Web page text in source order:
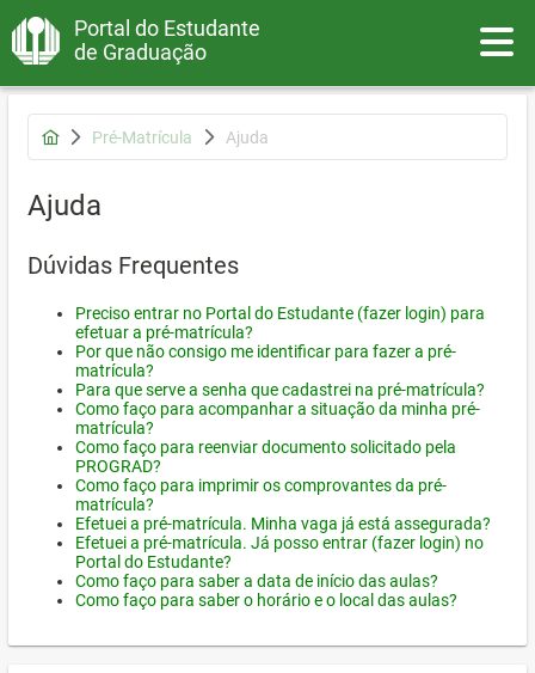
Portal do Estudante
de Graduação
Pré-Matrícula Ajuda
Ajuda
Dúvidas Frequentes
Preciso entrar no Portal do Estudante (fazer login) para
efetuar a pré-matrícula?
Por que não consigo me identificar para fazer a pré-
matrícula?
Para que serve a senha que cadastrei na pré-matrícula?
Como faço para acompanhar a situação da minha pré-
matrícula?
Como faço para reenviar documento solicitado pela
PROGRAD?
Como faço para imprimir os comprovantes da pré-
matrícula?
Efetuei a pré-matrícula. Minha vaga já está assegurada?
Efetuei a pré-matrícula. Já posso entrar (fazer login) no
Portal do Estudante?
Como faço para saber a data de início das aulas?
Como faço para saber o horário e o local das aulas?